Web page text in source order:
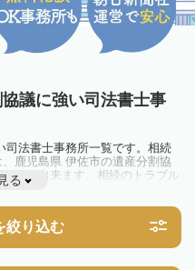
議に強い司法書士事
司法書士事務所一覧です。相続
鹿児島県 伊佐市の遺産分割協
とが出来ます。相続のトラブル
法書士に相談してみましょう。
る
絞り込む